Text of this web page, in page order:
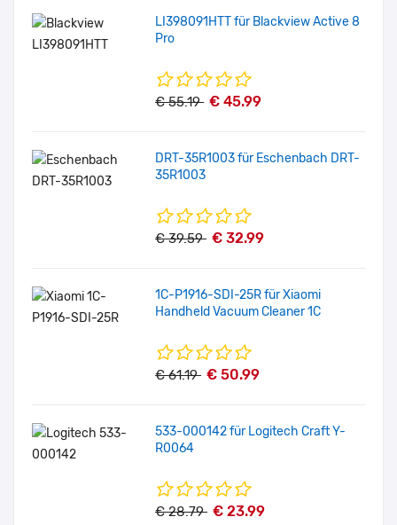
LI398091HTT für Blackview Active 8
Pro
€ 55.19 € 45.99
DRT-35R1003 für Eschenbach DRT-
35R1003
€ 39.59 € 32.99
1C-P1916-SDI-25R für Xiaomi
Handheld Vacuum Cleaner 1C
€ 61.19 € 50.99
533-000142 für Logitech Craft Y-
R0064
€ 28.79 € 23.99